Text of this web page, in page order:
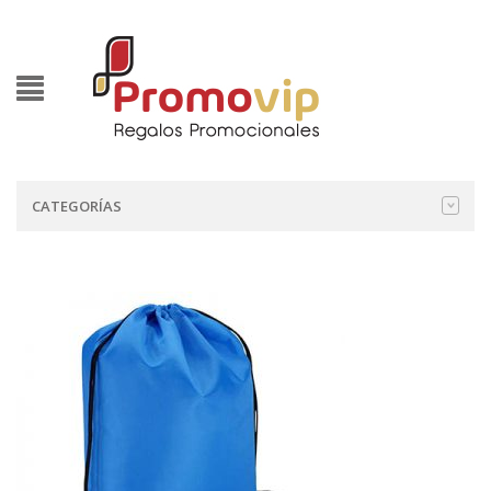
CATEGORÍAS